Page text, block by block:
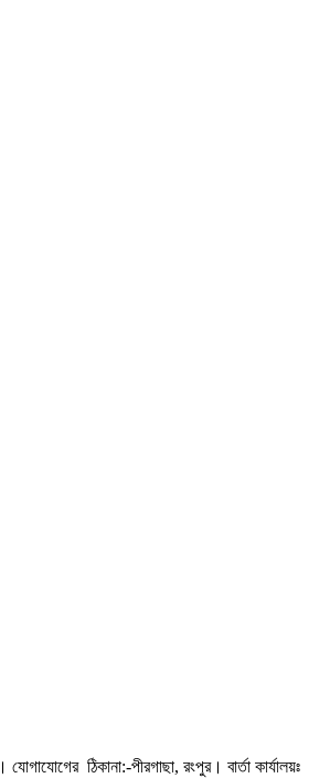
ঠিকানা:-পীরগাছা‌, রংপুর। বার্তা কার্যালয়ঃ